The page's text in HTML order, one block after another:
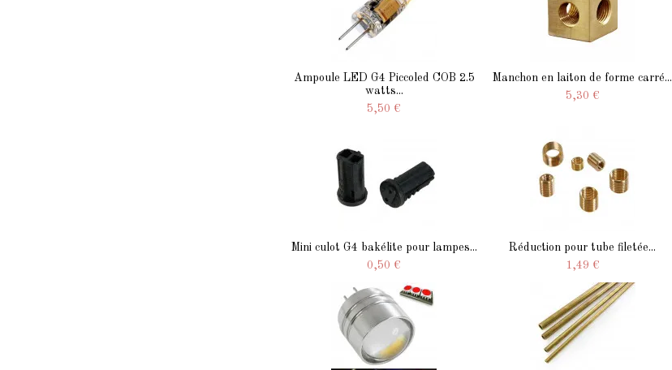
Ampoule LED G4 Piccoled COB 2.5
watts...
5,50 €
Manchon en laiton de forme carré...
5,30 €
Mini culot G4 bakélite pour lampes...
0,50 €
Réduction pour tube filetée...
1,49 €